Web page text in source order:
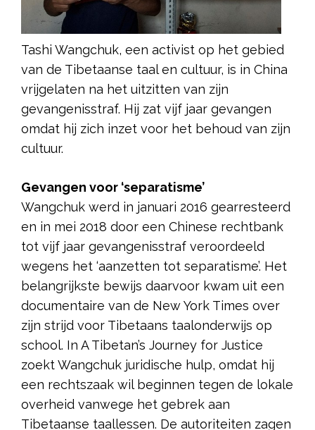
Tashi Wangchuk, een activist op het gebied
van de Tibetaanse taal en cultuur, is in China
vrijgelaten na het uitzitten van zijn
gevangenisstraf. Hij zat vijf jaar gevangen
omdat hij zich inzet voor het behoud van zijn
cultuur.
Gevangen voor ‘separatisme’
Wangchuk werd in januari 2016 gearresteerd
en in mei 2018 door een Chinese rechtbank
tot vijf jaar gevangenisstraf veroordeeld
wegens het ‘aanzetten tot separatisme’. Het
belangrijkste bewijs daarvoor kwam uit een
documentaire van de New York Times over
zijn strijd voor Tibetaans taalonderwijs op
school. In A Tibetan’s Journey for Justice
zoekt Wangchuk juridische hulp, omdat hij
een rechtszaak wil beginnen tegen de lokale
overheid vanwege het gebrek aan
Tibetaanse taallessen. De autoriteiten zagen